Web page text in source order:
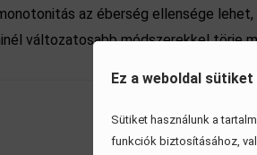
Ez a weboldal sütiket
Sütiket használunk a
funkciók biztosításához,
az éberség ellensége
változatosabb módszerekkel törje